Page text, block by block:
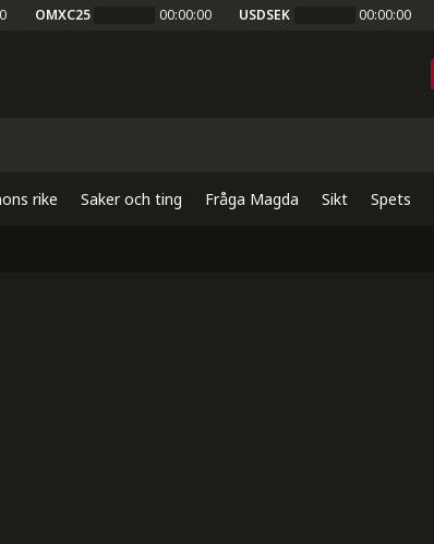
OMXC25 00:00:00 USDSEK 00:00:00
rike Saker och ting Fråga Magda Sikt Spets